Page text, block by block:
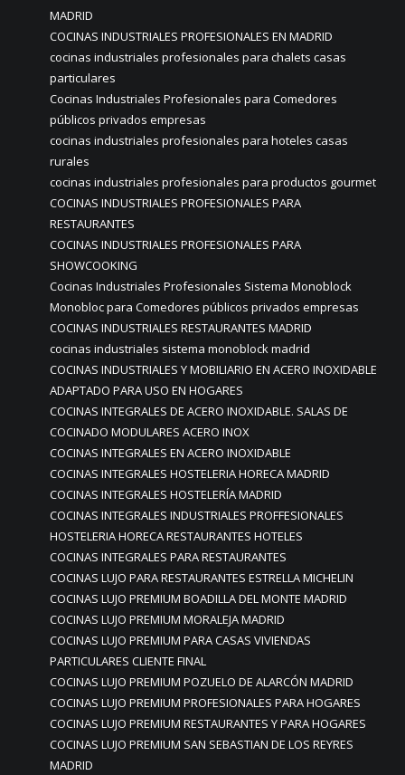
MADRID
COCINAS INDUSTRIALES PROFESIONALES EN MADRID
cocinas industriales profesionales para chalets casas
particulares
Cocinas Industriales Profesionales para Comedores
públicos privados empresas
cocinas industriales profesionales para hoteles casas
rurales
cocinas industriales profesionales para productos gourmet
COCINAS INDUSTRIALES PROFESIONALES PARA
RESTAURANTES
COCINAS INDUSTRIALES PROFESIONALES PARA
SHOWCOOKING
Cocinas Industriales Profesionales Sistema Monoblock
Monobloc para Comedores públicos privados empresas
COCINAS INDUSTRIALES RESTAURANTES MADRID
cocinas industriales sistema monoblock madrid
COCINAS INDUSTRIALES Y MOBILIARIO EN ACERO INOXIDABLE
ADAPTADO PARA USO EN HOGARES
COCINAS INTEGRALES DE ACERO INOXIDABLE. SALAS DE
COCINADO MODULARES ACERO INOX
COCINAS INTEGRALES EN ACERO INOXIDABLE
COCINAS INTEGRALES HOSTELERIA HORECA MADRID
COCINAS INTEGRALES HOSTELERÍA MADRID
COCINAS INTEGRALES INDUSTRIALES PROFFESIONALES
HOSTELERIA HORECA RESTAURANTES HOTELES
COCINAS INTEGRALES PARA RESTAURANTES
COCINAS LUJO PARA RESTAURANTES ESTRELLA MICHELIN
COCINAS LUJO PREMIUM BOADILLA DEL MONTE MADRID
COCINAS LUJO PREMIUM MORALEJA MADRID
COCINAS LUJO PREMIUM PARA CASAS VIVIENDAS
PARTICULARES CLIENTE FINAL
COCINAS LUJO PREMIUM POZUELO DE ALARCÓN MADRID
COCINAS LUJO PREMIUM PROFESIONALES PARA HOGARES
COCINAS LUJO PREMIUM RESTAURANTES Y PARA HOGARES
COCINAS LUJO PREMIUM SAN SEBASTIAN DE LOS REYRES
MADRID